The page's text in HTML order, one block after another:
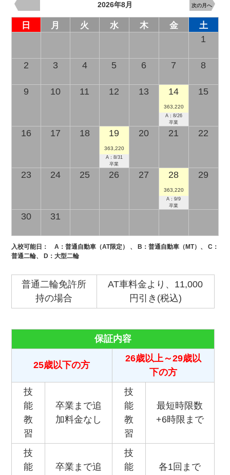
2026年8月 次の月へ
日 月 火 水 木 金 土
1
2 3 4 5 6 7 8
9 10 11 12 13 14
363,220
A：8/26
卒業
15
16 17 18 19
363,220
A：8/31
卒業
20 21 22
23 24 25 26 27 28
363,220
A：9/9
卒業
29
30 31
入校可能日： A：普通自動車（AT限定） 、 B ：普通自動車（MT）、 C：
普通二輪、
D：大型二輪
普通二輪免許所
持の場合
AT車料金より、11,000
円引き(税込)
保証内容
25歳以下の方
26歳以上～29歳以
下の方
技
能
教
習
卒業まで追
加料金なし
技
能
教
習
最短時限数
+6時限まで
技
能
卒業まで追
技
能
各1回まで